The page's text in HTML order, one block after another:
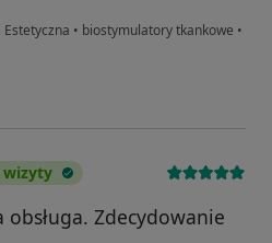
• biostymulatory tkankowe •
wizyty
Zdecydowanie